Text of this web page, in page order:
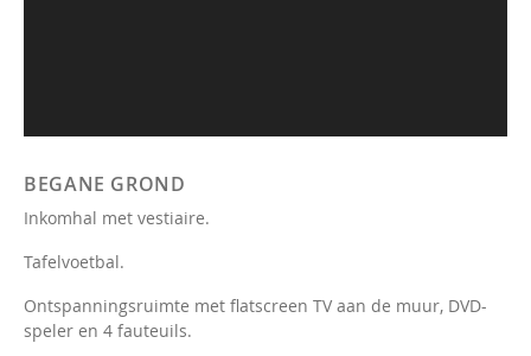
BEGANE GROND
Inkomhal met vestiaire.
Tafelvoetbal.
Ontspanningsruimte met flatscreen TV aan de muur, DVD-
speler en 4 fauteuils.